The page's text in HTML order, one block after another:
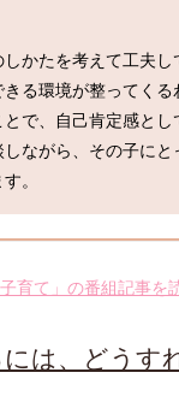
かたを考えて工夫
る環境が整ってくる
とで、自己肯定感と
ながら、その子にと
育て」の番組記事を
は、どうす